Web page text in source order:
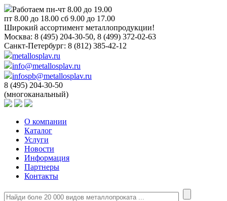
Работаем пн-чт 8.00 до 19.00
пт 8.00 до 18.00 сб 9.00 до 17.00
Широкий ассортимент металлопродукции!
Москва: 8 (495) 204-30-50, 8 (499) 372-02-63
Санкт-Петербург: 8 (812) 385-42-12
metallosplav.ru
info@metallosplav.ru
infospb@metallosplav.ru
8 (495) 204-30-50
(многоканальный)
О компании
Каталог
Услуги
Новости
Информация
Партнеры
Контакты